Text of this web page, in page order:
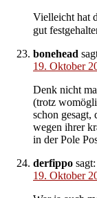
Vielleicht hat
gut
bonehead
19. Oktober
Denk nicht
(trotz
schon gesagt,
wegen ihrer
in der Pole
derfippo sagt:
19. Oktober